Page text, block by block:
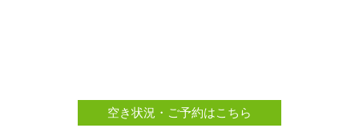
空き状況・ご予約はこちら